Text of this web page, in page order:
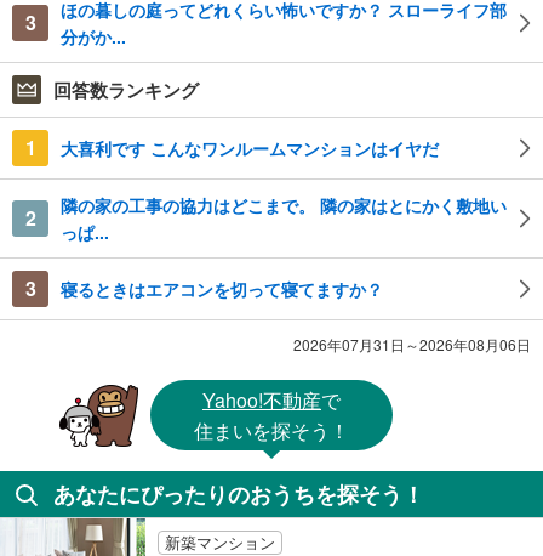
3
ほの暮しの庭ってどれくらい怖いですか？ スローライフ部
分がか...
回答数ランキング
1 大喜利です こんなワンルームマンションはイヤだ
2
隣の家の工事の協力はどこまで。 隣の家はとにかく敷地い
っぱ...
3 寝るときはエアコンを切って寝てますか？
2026年07月31日～2026年08月06日
Yahoo!不動産で
住まいを探そう！
あなたにぴったりのおうちを探そう！
新築マンション